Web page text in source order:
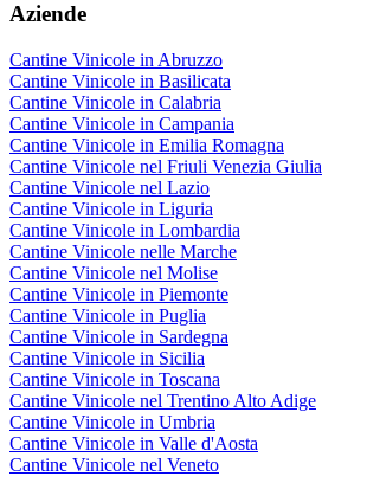
Aziende
Cantine Vinicole in Abruzzo
Cantine Vinicole in Basilicata
Cantine Vinicole in Calabria
Cantine Vinicole in Campania
Cantine Vinicole in Emilia Romagna
Cantine Vinicole nel Friuli Venezia Giulia
Cantine Vinicole nel Lazio
Cantine Vinicole in Liguria
Cantine Vinicole in Lombardia
Cantine Vinicole nelle Marche
Cantine Vinicole nel Molise
Cantine Vinicole in Piemonte
Cantine Vinicole in Puglia
Cantine Vinicole in Sardegna
Cantine Vinicole in Sicilia
Cantine Vinicole in Toscana
Cantine Vinicole nel Trentino Alto Adige
Cantine Vinicole in Umbria
Cantine Vinicole in Valle d'Aosta
Cantine Vinicole nel Veneto